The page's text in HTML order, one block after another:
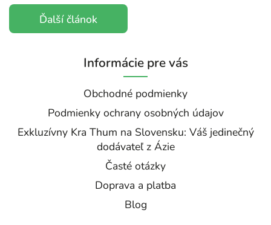
Ďalší článok
Informácie pre vás
Obchodné podmienky
Podmienky ochrany osobných údajov
Exkluzívny Kra Thum na Slovensku: Váš jedinečný
dodávateľ z Ázie
Časté otázky
Doprava a platba
Blog